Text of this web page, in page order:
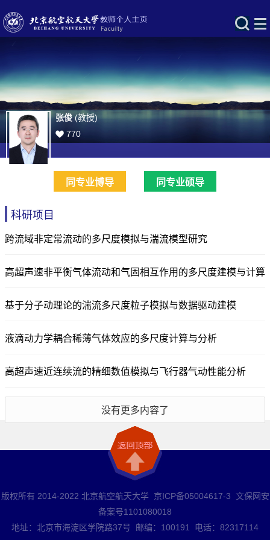
张俊(教授)
770
同专业博导 同专业硕导
科研项目
跨流域非定常流动的多尺度模拟与湍流模型研究
高超声速非平衡气体流动和气固相互作用的多尺度建模与计算
基于分子动理论的湍流多尺度粒子模拟与数据驱动建模
液滴动力学耦合稀薄气体效应的多尺度计算与分析
高超声速近连续流的精细数值模拟与飞行器气动性能分析
没有更多内容了
版权所有 2014-2022 北京航空航天大学 京ICP备05004617-3 文保网安
备案号1101080018
地址：北京市海淀区学院路37号 邮编：100191 电话：82317114